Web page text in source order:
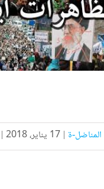
المناضل-ة | 17 يناير، 2018 |